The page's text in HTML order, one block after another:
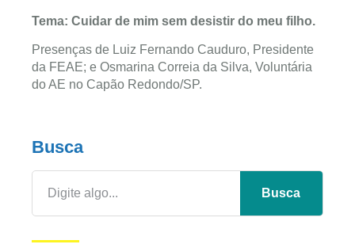
Tema: Cuidar de mim sem desistir do meu filho.
Presenças de Luiz Fernando Cauduro, Presidente
da FEAE; e Osmarina Correia da Silva, Voluntária
do AE no Capão Redondo/SP.
Busca
Busca